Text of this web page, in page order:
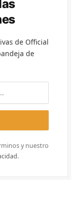
de Official
de
y nuestro
.